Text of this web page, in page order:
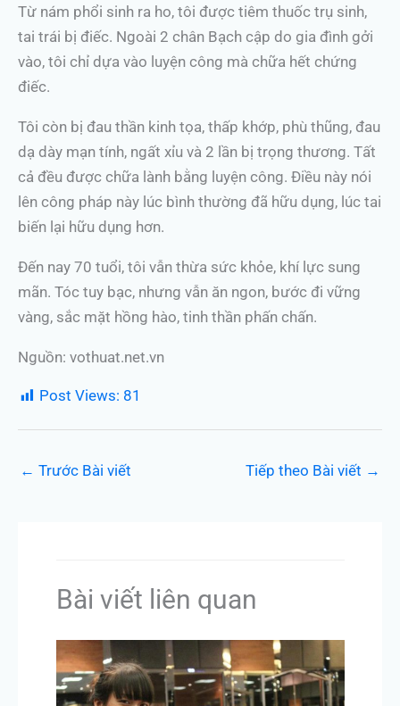
Từ nám phổi sinh ra ho, tôi được tiêm thuốc trụ sinh,
tai trái bị điếc. Ngoài 2 chân Bạch cập do gia đình gởi
vào, tôi chỉ dựa vào luyện công mà chữa hết chứng
điếc.
Tôi còn bị đau thần kinh tọa, thấp khớp, phù thũng, đau
dạ dày mạn tính, ngất xỉu và 2 lần bị trọng thương. Tất
cả đều được chữa lành bằng luyện công. Điều này nói
lên công pháp này lúc bình thường đã hữu dụng, lúc tai
biến lại hữu dụng hơn.
Đến nay 70 tuổi, tôi vẫn thừa sức khỏe, khí lực sung
mãn. Tóc tuy bạc, nhưng vẫn ăn ngon, bước đi vững
vàng, sắc mặt hồng hào, tinh thần phấn chấn.
Nguồn: vothuat.net.vn
Post Views: 81
← Trước Bài viết Tiếp theo Bài viết →
Bài viết liên quan